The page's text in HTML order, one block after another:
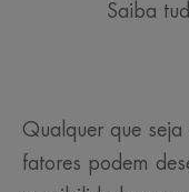
Saiba
Qualquer que
fatores podem